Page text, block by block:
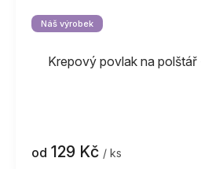
Náš výrobek
Krepový povlak na
od 129 Kč / ks